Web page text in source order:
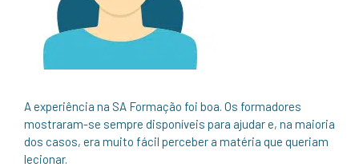
A experiência na SA Formação foi boa. Os formadores
mostraram-se sempre disponíveis para ajudar e, na maioria
dos casos, era muito fácil perceber a matéria que queriam
lecionar.